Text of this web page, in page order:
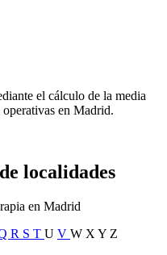
el cálculo de la media
en Madrid.
localidades
en Madrid
R S T U V W X Y Z